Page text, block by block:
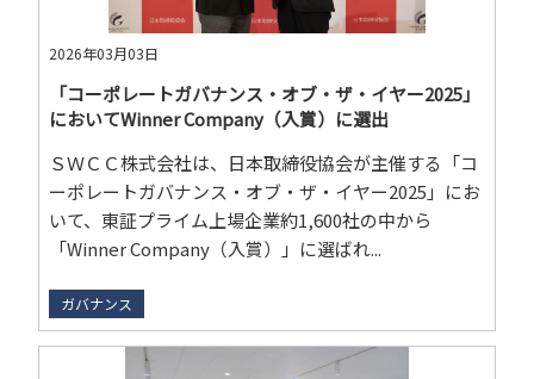
2026年03月03日
「コーポレートガバナンス・オブ・ザ・イヤー2025」
においてWinner Company（入賞）に選出
ＳＷＣＣ株式会社は、日本取締役協会が主催する「コ
ーポレートガバナンス・オブ・ザ・イヤー2025」にお
いて、東証プライム上場企業約1,600社の中から
「Winner Company（入賞）」に選ばれ...
ガバナンス